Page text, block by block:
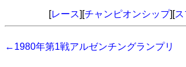
[レース][チャンピオンシップ][ス
←1980年第1戦アルゼンチングランプリ